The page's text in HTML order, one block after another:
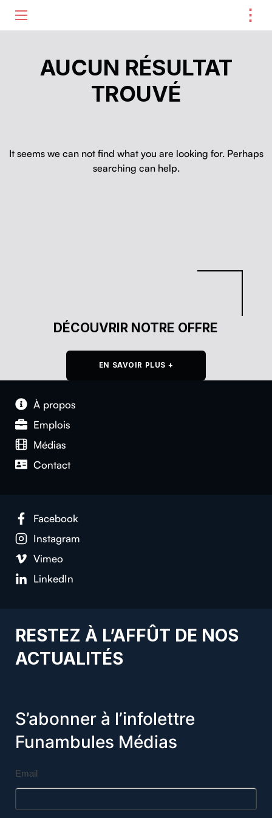
⋮
AUCUN RÉSULTAT
TROUVÉ
It seems we can not find what you are looking for. Perhaps
searching can help.
DÉCOUVRIR NOTRE OFFRE
EN SAVOIR PLUS +
À pro­pos
Emplois
Médias
Con­tact
Face­book
Insta­gram
Vimeo
LinkedIn
RESTEZ À L’AFFÛT DE NOS
ACTUALITÉS
S’abonner à l’infolettre
Funambules Médias
Email